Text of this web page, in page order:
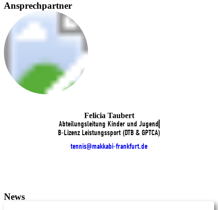
Ansprechpartner
Felicia Taubert
Abteilungsleitung Kinder und Jugend
B-Lizenz Leistungssport (DTB & GPTCA)
tennis@makkabi-frankfurt.de
News